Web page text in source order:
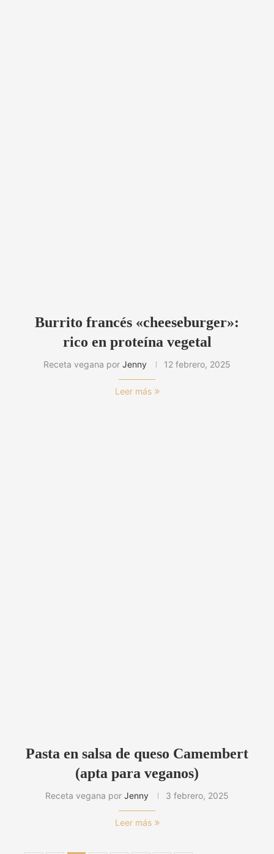
Burrito francés «cheeseburger»:
rico en proteína vegetal
Receta vegana por Jenny 12 febrero, 2025
Leer más
Pasta en salsa de queso Camembert
(apta para veganos)
Receta vegana por Jenny 3 febrero, 2025
Leer más